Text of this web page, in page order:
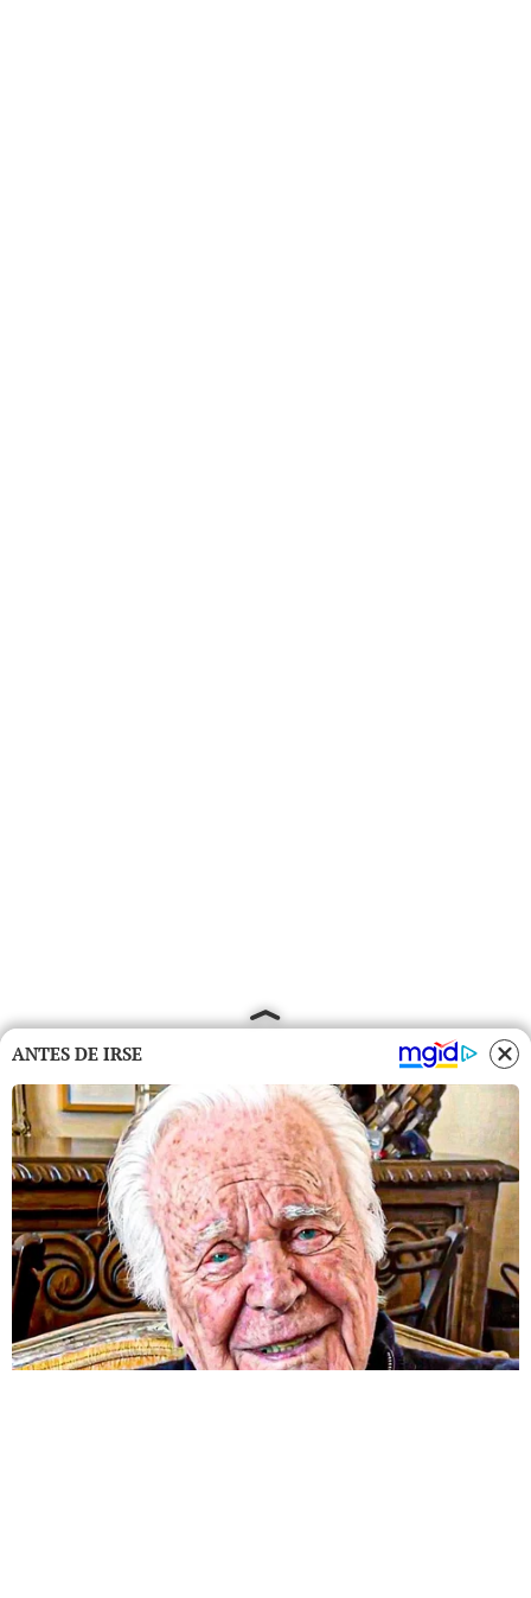
ANTES DE IRSE